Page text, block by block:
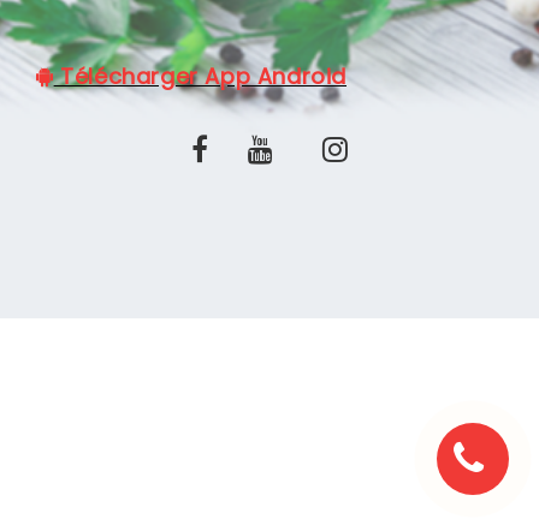
C.G.V
Télécharger App Android